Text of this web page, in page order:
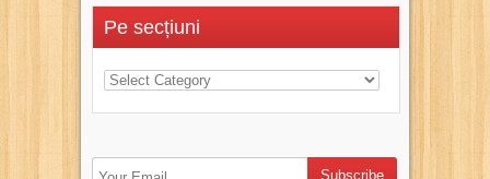
Pe secțiuni